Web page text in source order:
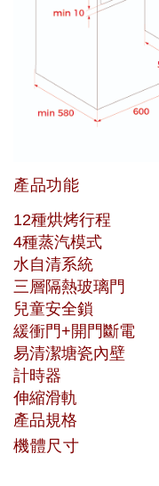
產品功能
12種烘烤行程
4種蒸汽模式
水自清系統
三層隔熱玻璃門
兒童安全鎖
緩衝門+開門斷電
易清潔塘瓷內壁
計時器
伸縮滑軌
產品規格
機體尺寸